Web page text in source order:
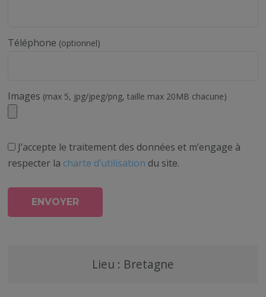
Téléphone (optionnel)
Images (max 5, jpg/jpeg/png, taille max 20MB chacune)
J’accepte le traitement des données et m’engage à
respecter la charte d’utilisation du site.
Lieu : Bretagne